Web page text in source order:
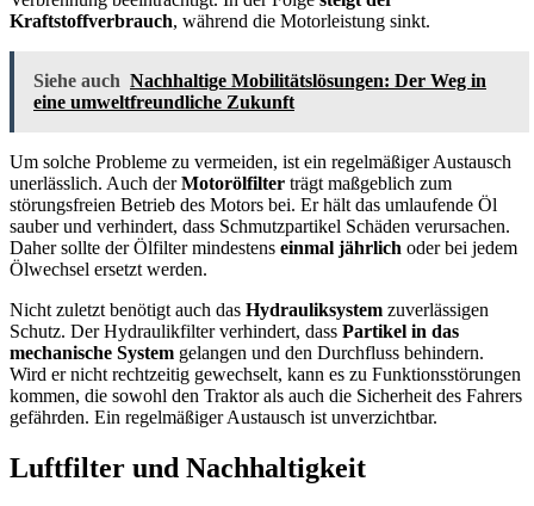
Kraftstoffverbrauch, während die Motorleistung sinkt.
Siehe auch Nachhaltige Mobilitätslösungen: Der Weg in
eine umweltfreundliche Zukunft
Um solche Probleme zu vermeiden, ist ein regelmäßiger Austausch
unerlässlich. Auch derMotorölfilter trägt maßgeblich zum
störungsfreien Betrieb des Motors bei. Er hält das umlaufende Öl
sauber und verhindert, dass Schmutzpartikel Schäden verursachen.
Daher sollte der Ölfilter mindestens einmal jährlich oder bei jedem
Ölwechsel ersetzt werden.
Nicht zuletzt benötigt auch das Hydrauliksystem zuverlässigen
Schutz. Der Hydraulikfilter verhindert, dass Partikel in das
mechanische System gelangen und den Durchfluss behindern.
Wird er nicht rechtzeitig gewechselt, kann es zu Funktionsstörungen
kommen, die sowohl den Traktor als auch die Sicherheit des Fahrers
gefährden. Ein regelmäßiger Austausch ist unverzichtbar.
Luftfilter und Nachhaltigkeit